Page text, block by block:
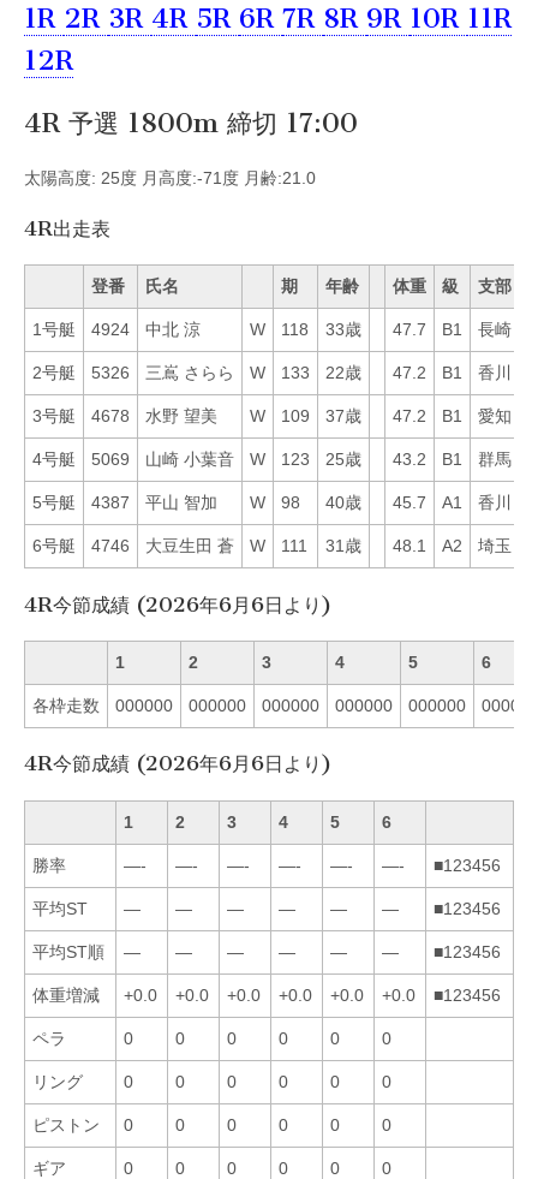
1R 2R 3R 4R 5R 6R 7R 8R 9R 10R 11R
12R
4R 予選 1800m 締切 17:00
太陽高度: 25度 月高度:-71度 月齢:21.0
4R出走表
登番 氏名 期 年齢 体重 級 支部
1号艇 4924 中北 涼 W 118 33歳 47.7 B1 長崎
2号艇 5326 三嶌 さらら W 133 22歳 47.2 B1 香川
3号艇 4678 水野 望美 W 109 37歳 47.2 B1 愛知
4号艇 5069 山崎 小葉音 W 123 25歳 43.2 B1 群馬
5号艇 4387 平山 智加 W 98 40歳 45.7 A1 香川
6号艇 4746 大豆生田 蒼 W 111 31歳 48.1 A2 埼玉
4R今節成績 (2026年6月6日より)
1 2 3 4 5 6
各枠走数 000000 000000 000000 000000 000000 000000
4R今節成績 (2026年6月6日より)
1 2 3 4 5 6
勝率 —- —- —- —- —- —- ■123456
平均ST — — — — — — ■123456
平均ST順 — — — — — — ■123456
体重増減 +0.0 +0.0 +0.0 +0.0 +0.0 +0.0 ■123456
ペラ 0 0 0 0 0 0
リング 0 0 0 0 0 0
ピストン 0 0 0 0 0 0
ギア 0 0 0 0 0 0